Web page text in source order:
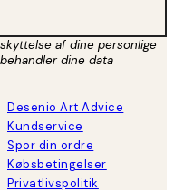
af dine personlige
dine data
Desenio Art Advice
Kundservice
Spor din ordre
Købsbetingelser
Privatlivspolitik